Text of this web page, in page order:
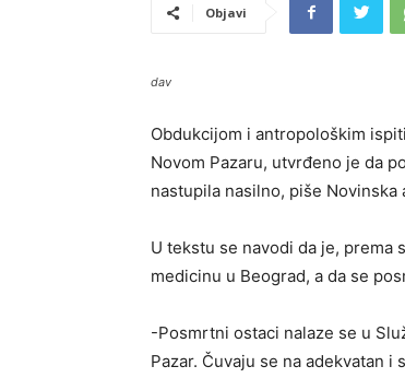
Objavi
dav
Obdukcijom i antropološkim
Novom Pazaru, utvrđeno je da
nastupila nasilno, piše
U tekstu se navodi da je, prema
medicinu u Beograd, a da se
-Posmrtni ostaci nalaze se u
Pazar. Čuvaju se na adekvatan